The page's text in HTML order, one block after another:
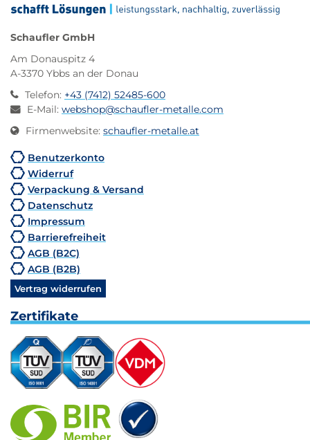
Schaufler GmbH
Am Donauspitz 4
A-3370 Ybbs an der Donau
Telefon: +43 (7412) 52485-600
E-Mail: webshop@schaufler-metalle.com
Firmenwebsite: schaufler-metalle.at
Benutzerkonto
Widerruf
Verpackung & Versand
Datenschutz
Impressum
Barrierefreiheit
AGB (B2C)
AGB (B2B)
Vertrag widerrufen
Zertifikate